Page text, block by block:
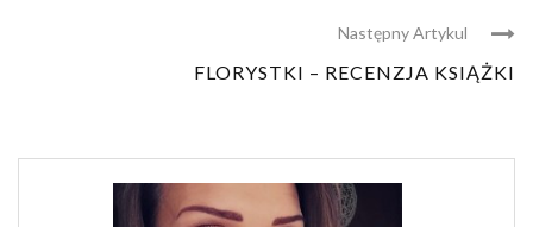
Następny Artykul
FLORYSTKI – RECENZJA KSIĄŻKI